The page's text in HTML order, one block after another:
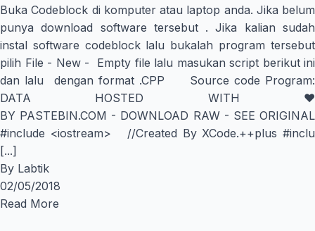
Buka Codeblock di komputer atau laptop anda. Jika belum
punya download software tersebut . Jika kalian sudah
instal software codeblock lalu bukalah program tersebut
pilih File - New - Empty file lalu masukan script berikut ini
dan lalu dengan format .CPP Source code Program:
DATA HOSTED WITH ♥
BY PASTEBIN.COM - DOWNLOAD RAW - SEE ORIGINAL
#include <iostream> //Created By XCode.++plus #inclu
[...]
By Labtik
02/05/2018
Read More